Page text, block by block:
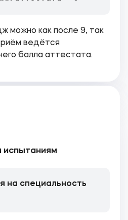
можно как после 9, так
ведётся
балла аттестата.
испытаниям
на специальность